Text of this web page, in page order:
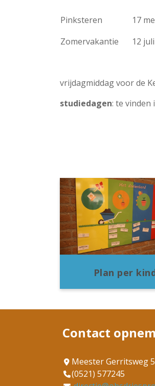
Pinksteren
17
Zomervakantie
12
vrijdagmiddag voor de
studiedagen: te vinden
Plan per
Contact
Meester Gerritsweg
(0521) 577245